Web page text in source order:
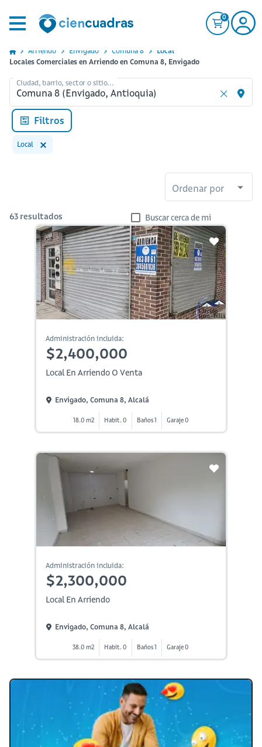
0
Arriendo Envigado Comuna 8
Local
Locales Comerciales en Arriendo en Comuna 8, Envigado
Ciudad, barrio, sector o sitio...
Filtros
Local
Ordenar por
63 resultados Buscar cerca de mi
Administración incluida:
$2,400,000
Local En Arriendo O Venta
Envigado, Comuna 8, Alcalá
18.0 m2 Habit. 0 Baños 1 Garaje 0
Administración incluida:
$2,300,000
Local En Arriendo
Envigado, Comuna 8, Alcalá
38.0 m2 Habit. 0 Baños 1 Garaje 0